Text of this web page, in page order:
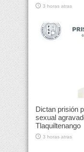
3 horas atras
Dictan prisión
sexual
Tlaquiltenango
3 horas atras